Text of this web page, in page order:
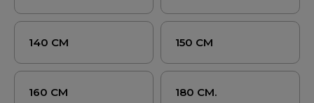
140 CM 150 CM
160 CM 180 CM.